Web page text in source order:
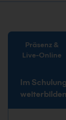
Präsenz &
Live-Online
Im
weiterbilden